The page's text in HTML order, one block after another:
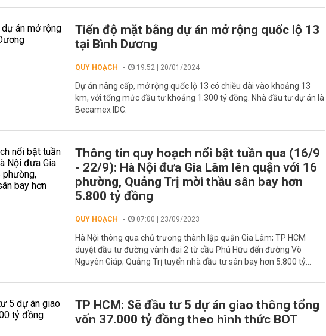
Tiến độ mặt bằng dự án mở rộng quốc lộ 13
tại Bình Dương
QUY HOẠCH 19:52 | 20/01/2024
Dự án nâng cấp, mở rộng quốc lộ 13 có chiều dài vào khoảng 13
km, với tổng mức đầu tư khoảng 1.300 tỷ đồng. Nhà đầu tư dự án là
Becamex IDC.
Thông tin quy hoạch nổi bật tuần qua (16/9
- 22/9): Hà Nội đưa Gia Lâm lên quận với 16
phường, Quảng Trị mời thầu sân bay hơn
5.800 tỷ đồng
QUY HOẠCH 07:00 | 23/09/2023
Hà Nội thông qua chủ trương thành lập quận Gia Lâm; TP HCM
duyệt đầu tư đường vành đai 2 từ cầu Phú Hữu đến đường Võ
Nguyên Giáp; Quảng Trị tuyển nhà đầu tư sân bay hơn 5.800 tỷ...
TP HCM: Sẽ đầu tư 5 dự án giao thông tổng
vốn 37.000 tỷ đồng theo hình thức BOT